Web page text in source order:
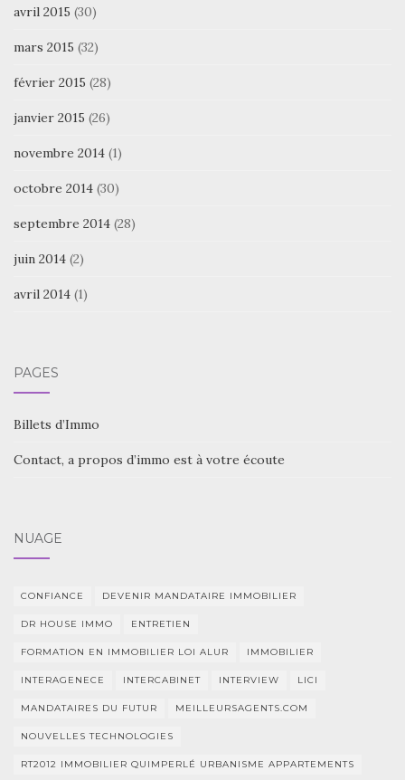
avril 2015 (30)
mars 2015 (32)
février 2015 (28)
janvier 2015 (26)
novembre 2014 (1)
octobre 2014 (30)
septembre 2014 (28)
juin 2014 (2)
avril 2014 (1)
PAGES
Billets d’Immo
Contact, a propos d’immo est à votre écoute
NUAGE
CONFIANCE DEVENIR MANDATAIRE IMMOBILIER
DR HOUSE IMMO ENTRETIEN
FORMATION EN IMMOBILIER LOI ALUR IMMOBILIER
INTERAGENECE INTERCABINET INTERVIEW LICI
MANDATAIRES DU FUTUR MEILLEURSAGENTS.COM
NOUVELLES TECHNOLOGIES
RT2012 IMMOBILIER QUIMPERLÉ URBANISME APPARTEMENTS